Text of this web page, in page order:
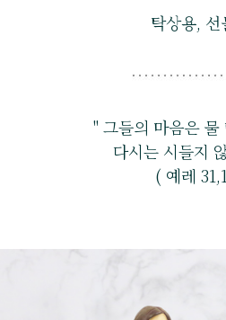
탁상용, 선
" 그들의 마음은 물
다시는 시들지
( 예레